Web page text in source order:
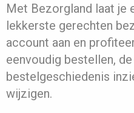
Met Bezorgland laat je
lekkerste gerechten
account aan en
eenvoudig bestellen,
bestelgeschiedenis
wijzigen.